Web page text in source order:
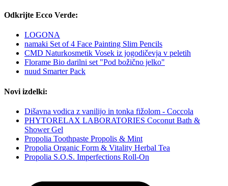
Odkrijte Ecco Verde:
LOGONA
namaki Set of 4 Face Painting Slim Pencils
CMD Naturkosmetik Vosek iz jogodičevja v peletih
Florame Bio darilni set "Pod božično jelko"
nuud Smarter Pack
Novi izdelki:
Dišavna vodica z vanilijo in tonka fižolom - Coccola
PHYTORELAX LABORATORIES Coconut Bath &
Shower Gel
Propolia Toothpaste Propolis & Mint
Propolia Organic Form & Vitality Herbal Tea
Propolia S.O.S. Imperfections Roll-On